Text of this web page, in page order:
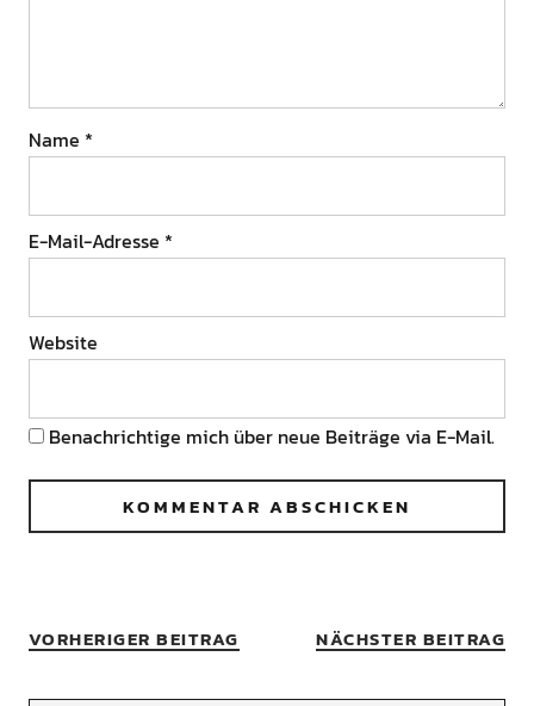
Name *
E-Mail-Adresse *
Website
Benachrichtige mich über neue Beiträge via E-Mail.
VORHERIGER BEITRAG NÄCHSTER BEITRAG